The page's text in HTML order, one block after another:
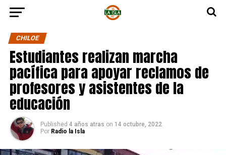
CHILOE
Estudiantes realizan marcha
pacífica para apoyar reclamos de
profesores y asistentes de la
educación
Published 4 años atras on 14 octubre, 2022
Por Radio la Isla